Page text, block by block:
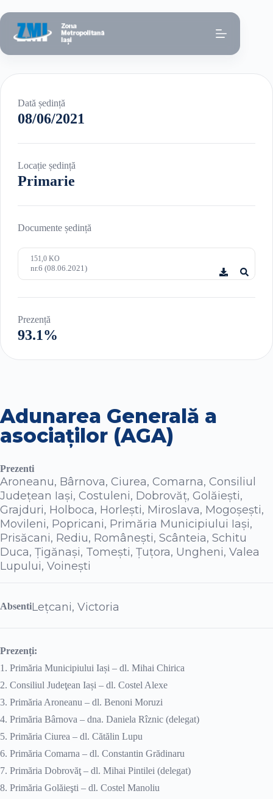
la
conținut
Dată ședință
08/06/2021
Locație ședință
Primarie
Documente ședință
151,0 KO
nr.6 (08.06.2021)
Prezență
93.1%
Adunarea Generală a
asociaţilor (AGA)
Prezenti
Aroneanu, Bârnova, Ciurea, Comarna, Consiliul
Județean Iași, Costuleni, Dobrovăț, Golăiești,
Grajduri, Holboca, Horleşti, Miroslava, Mogoșești,
Movileni, Popricani, Primăria Municipiului Iași,
Prisăcani, Rediu, Românești, Scânteia, Schitu
Duca, Țigănași, Tomești, Țuțora, Ungheni, Valea
Lupului, Voinești
AbsentiLețcani, Victoria
Prezenți:
1. Primăria Municipiului Iași – dl. Mihai Chirica
2. Consiliul Judeţean Iași – dl. Costel Alexe
3. Primăria Aroneanu – dl. Benoni Moruzi
4. Primăria Bârnova – dna. Daniela Rîznic (delegat)
5. Primăria Ciurea – dl. Cătălin Lupu
6. Primăria Comarna – dl. Constantin Grădinaru
7. Primăria Dobrovăţ – dl. Mihai Pintilei (delegat)
8. Primăria Golăieşti – dl. Costel Manoliu